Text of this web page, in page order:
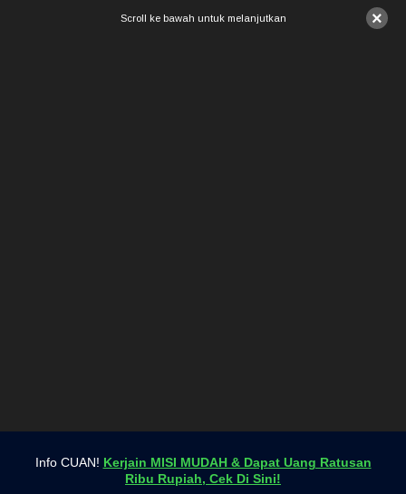
×
Scroll ke bawah untuk melanjutkan
Info CUAN! Kerjain MISI MUDAH & Dapat Uang Ratusan
Ribu Rupiah, Cek Di Sini!